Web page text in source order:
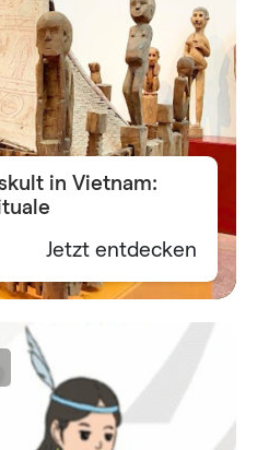
in Vietnam:
Jetzt entdecken